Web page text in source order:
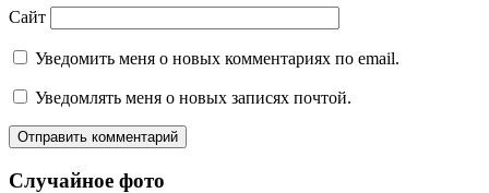
Сайт
Уведомить меня о новых комментариях по email.
Уведомлять меня о новых записях почтой.
Случайное фото